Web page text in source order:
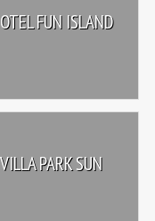
FUN ISLAND
PARK SUN